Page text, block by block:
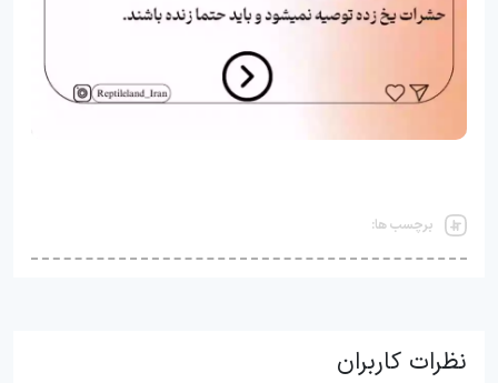
برچسب ها:
نظرات کاربران